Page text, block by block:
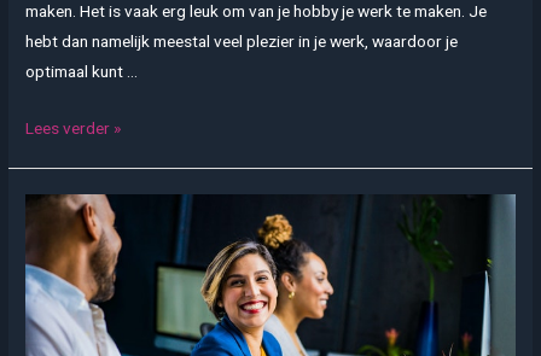
maken. Het is vaak erg leuk om van je hobby je werk te maken. Je
hebt dan namelijk meestal veel plezier in je werk, waardoor je
optimaal kunt …
Van
werk
maken
met
de
Lees verder »